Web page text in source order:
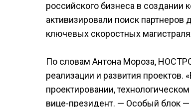
российского бизнеса в создании
активизировали поиск партнеров
ключевых скоростных
По словам Антона Мороза,
реализации и развития
проектировании,
вице-президент. — Особый блок —